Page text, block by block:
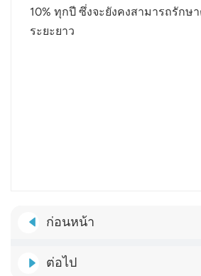
10% ทุกปี ซึ่งจะยังคงสามารถรักษ
ระยะยาว
ก่อนหน้า
ต่อไป